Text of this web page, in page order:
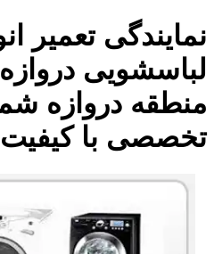
نمایندگی تعمیر
لباسشویی
منطقه دروازه
تخصصی با کیفیت